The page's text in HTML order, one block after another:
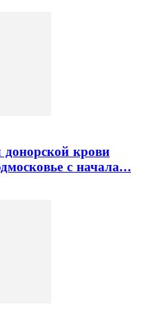
крови
с начала…